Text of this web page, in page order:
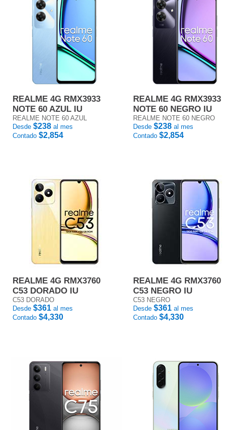
REALME 4G RMX3933
NOTE 60 AZUL IU
REALME NOTE 60 AZUL
Desde $238 al mes
Contado $2,854
REALME 4G RMX3933
NOTE 60 NEGRO IU
REALME NOTE 60 NEGRO
Desde $238 al mes
Contado $2,854
REALME 4G RMX3760
C53 DORADO IU
C53 DORADO
Desde $361 al mes
Contado $4,330
REALME 4G RMX3760
C53 NEGRO IU
C53 NEGRO
Desde $361 al mes
Contado $4,330